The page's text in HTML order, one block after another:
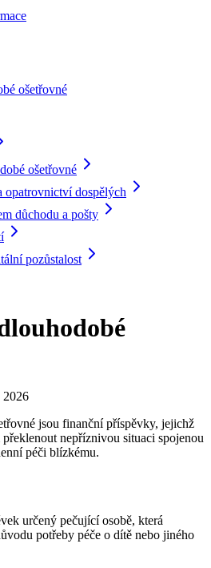
ošetřovné
ošetřovné
opatrovnictví dospělých
důchodu a pošty
pozůstalost
2026
jsou finanční příspěvky, jejichž
nepříznivou situaci spojenou
péči blízkému.
určený pečující osobě, která
potřeby péče o dítě nebo jiného